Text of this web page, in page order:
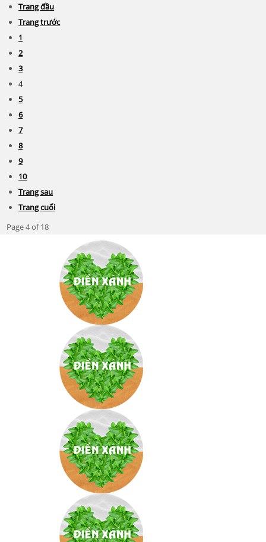
Trang đầu
Trang trước
1
2
3
4
5
6
7
8
9
10
Trang sau
Trang cuối
Page 4 of 18